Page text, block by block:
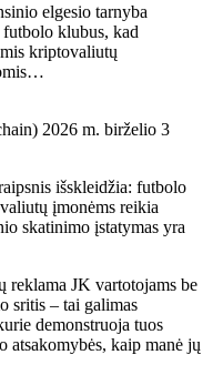
elgesio tarnyba
klubus, kad
kriptovaliutų
2026 m. birželio 3
išskleidžia: futbolo
įmonėms reikia
skatinimo įstatymas yra
reklama JK vartotojams be
sritis – tai galimas
demonstruoja tuos
kaip manė jų